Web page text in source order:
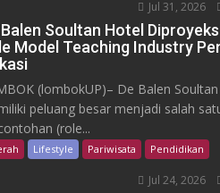
Jul 31, 2026
Balen Soultan Hotel
Model Teaching Industry
(lombokUP)– De Balen
peluang besar menjadi salah
(role...
Lifestyle Pariwisata Pendidikan
Jul 24, 2026